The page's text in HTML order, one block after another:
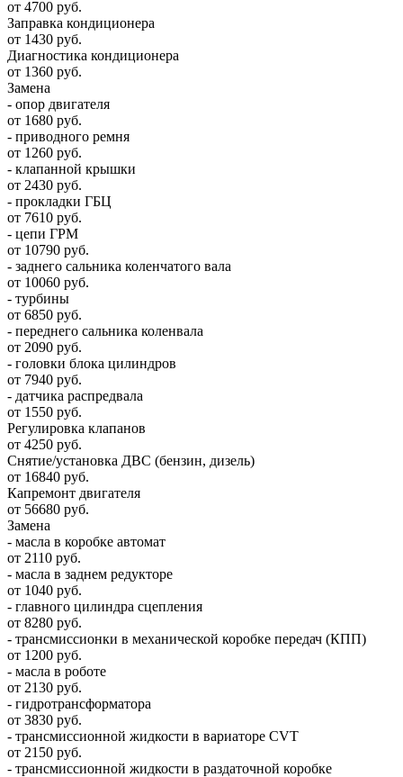
от 4700 руб.
Заправка кондиционера
от 1430 руб.
Диагностика кондиционера
от 1360 руб.
Замена
- опор двигателя
от 1680 руб.
- приводного ремня
от 1260 руб.
- клапанной крышки
от 2430 руб.
- прокладки ГБЦ
от 7610 руб.
- цепи ГРМ
от 10790 руб.
- заднего сальника коленчатого вала
от 10060 руб.
- турбины
от 6850 руб.
- переднего сальника коленвала
от 2090 руб.
- головки блока цилиндров
от 7940 руб.
- датчика распредвала
от 1550 руб.
Регулировка клапанов
от 4250 руб.
Снятие/установка ДВС (бензин, дизель)
от 16840 руб.
Капремонт двигателя
от 56680 руб.
Замена
- масла в коробке автомат
от 2110 руб.
- масла в заднем редукторе
от 1040 руб.
- главного цилиндра сцепления
от 8280 руб.
- трансмиссионки в механической коробке передач (КПП)
от 1200 руб.
- масла в роботе
от 2130 руб.
- гидротрансформатора
от 3830 руб.
- трансмиссионной жидкости в вариаторе CVT
от 2150 руб.
- трансмиссионной жидкости в раздаточной коробке